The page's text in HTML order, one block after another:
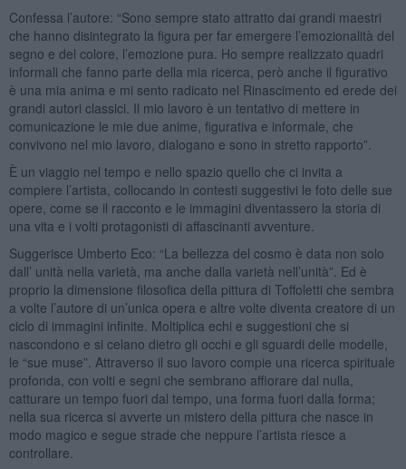
Confessa l’autore: “Sono sempre stato attratto dai grandi maestri
che hanno disintegrato la figura per far emergere l’emozionalità del
segno e del colore, l’emozione pura. Ho sempre realizzato quadri
informali che fanno parte della mia ricerca, però anche il figurativo
è una mia anima e mi sento radicato nel Rinascimento ed erede dei
grandi autori classici. Il mio lavoro è un tentativo di mettere in
comunicazione le mie due anime, figurativa e informale, che
convivono nel mio lavoro, dialogano e sono in stretto rapporto”.
È un viaggio nel tempo e nello spazio quello che ci invita a
compiere l’artista, collocando in contesti suggestivi le foto delle sue
opere, come se il racconto e le immagini diventassero la storia di
una vita e i volti protagonisti di affascinanti avventure.
Suggerisce Umberto Eco: “La bellezza del cosmo è data non solo
dall’ unità nella varietà, ma anche dalla varietà nell’unità”. Ed è
proprio la dimensione filosofica della pittura di Toffoletti che sembra
a volte l’autore di un’unica opera e altre volte diventa creatore di un
ciclo di immagini infinite. Moltiplica echi e suggestioni che si
nascondono e si celano dietro gli occhi e gli sguardi delle modelle,
le “sue muse”. Attraverso il suo lavoro compie una ricerca spirituale
profonda, con volti e segni che sembrano affiorare dal nulla,
catturare un tempo fuori dal tempo, una forma fuori dalla forma;
nella sua ricerca si avverte un mistero della pittura che nasce in
modo magico e segue strade che neppure l’artista riesce a
controllare.